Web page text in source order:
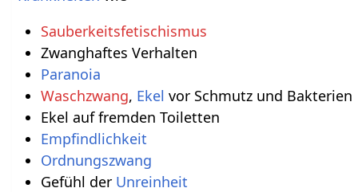
Sauberkeitsfetischismus
Zwanghaftes Verhalten
Paranoia
Waschzwang, Ekel vor Schmutz und Bakterien
Ekel auf fremden Toiletten
Empfindlichkeit
Ordnungszwang
Gefühl der Unreinheit